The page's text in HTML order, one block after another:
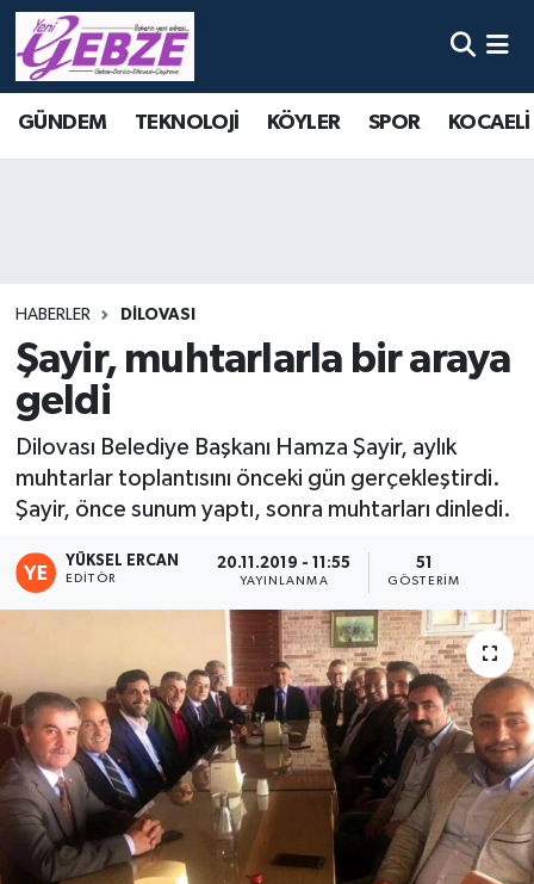
GÜNDEM TEKNOLOJİ KÖYLER SPOR
HABERLER DİLOVASI
Şayir, muhtarlarla bir araya
geldi
Dilovası Belediye Başkanı Hamza Şayir, aylık
muhtarlar toplantısını önceki gün gerçekleştirdi.
Şayir, önce sunum yaptı, sonra muhtarları dinledi.
YÜKSEL ERCAN
EDITÖR
20.11.2019 - 11:55
YAYINLANMA
51
GÖSTERIM
Nöbetçi Eczaneler
Tüm Manşetler
Son Dakika Haberleri
Haber Arşivi